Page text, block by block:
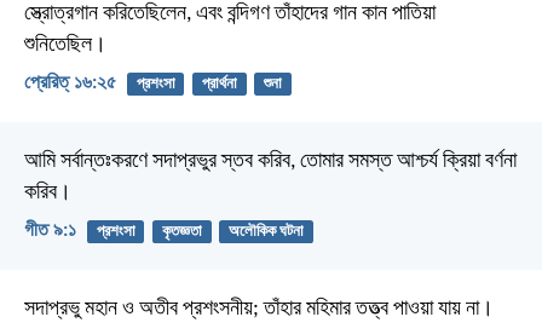
স্ত্রোত্রগান করিতেছিলেন, এবং বন্দিগণ তাঁহাদের গান কান পাতিয়া
শুনিতেছিল।
প্রেরিত্‌ ১৬:২৫ প্রশংসা প্রার্থনা শুনা
আমি সর্বান্তঃকরণে সদাপ্রভুর স্তব করিব, তোমার সমস্ত আশ্চর্য ক্রিয়া বর্ণনা
করিব।
গীত ৯:১ প্রশংসা কৃতজ্ঞতা অলৌকিক ঘটনা
সদাপ্রভু মহান ও অতীব প্রশংসনীয়; তাঁহার মহিমার তত্ত্ব পাওয়া যায় না।